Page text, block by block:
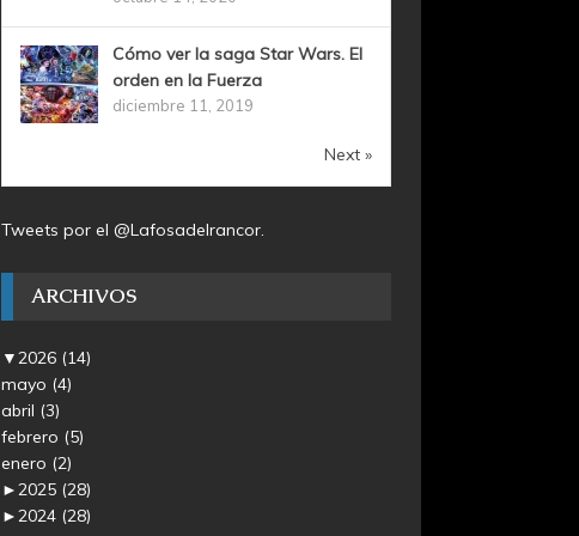
Cómo ver la saga Star Wars. El
orden en la Fuerza
diciembre 11, 2019
Next »
Tweets por el @Lafosadelrancor.
ARCHIVOS
▼2026 (14)
mayo (4)
abril (3)
febrero (5)
enero (2)
►2025 (28)
►2024 (28)